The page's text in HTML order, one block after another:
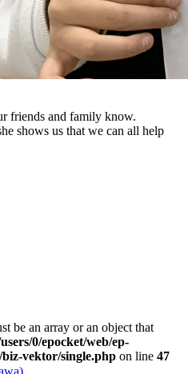
friends and family know.
shows us that we can all help
be an array or an object that
0/epocket/web/ep-
biz-vektor/single.php on line 47